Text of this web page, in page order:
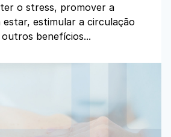
o stress, promover a
estar, estimular a circulação
benefícios...